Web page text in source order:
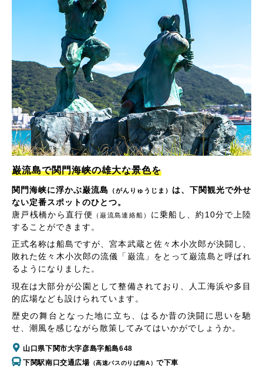
巌流島で関門海峡の雄大な景色を
関門海峡に浮かぶ巌流島 （がんりゅうじま） は、下関観光で外せ
ない定番スポットのひとつ。
唐戸桟橋から直行便
（巌流島連絡船）
に乗船し、約10分で上陸
することができます。
正式名称は船島ですが、宮本武蔵と佐々木小次郎が決闘し、
敗れた佐々木小次郎の流儀「巌流」をとって巌流島と呼ばれ
るようになりました。
現在は大部分が公園として整備されており、人工海浜や多目
的広場なども設けられています。
歴史の舞台となった地に立ち、はるか昔の決闘に思いを馳
せ、潮風を感じながら散策してみてはいかがでしょうか。
山口県下関市大字彦島字船島648
下関駅南口交通広場 （高速バスのりば南A）で下車